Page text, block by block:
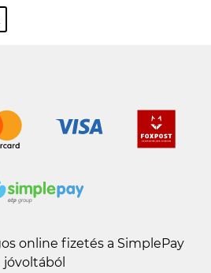
online fizetés a SimplePay
jóvoltából